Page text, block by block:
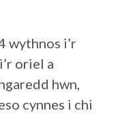
wythnos i’r
oriel a
hwn,
cynnes i chi